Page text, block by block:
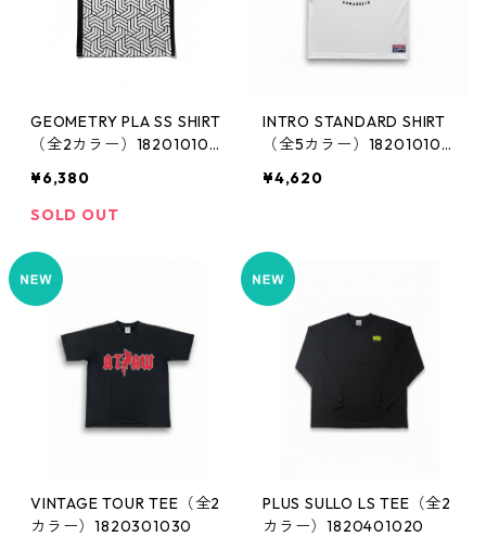
GEOMETRY PLA SS SHIRT
（全2カラー）182010102
¥6,380
SOLD OUT
INTRO STANDARD SHIRT
（全5カラー）182010102
¥4,620
VINTAGE TOUR TEE（全2
カラー）1820301030
PLUS SULLO LS TEE（全2
カラー）1820401020